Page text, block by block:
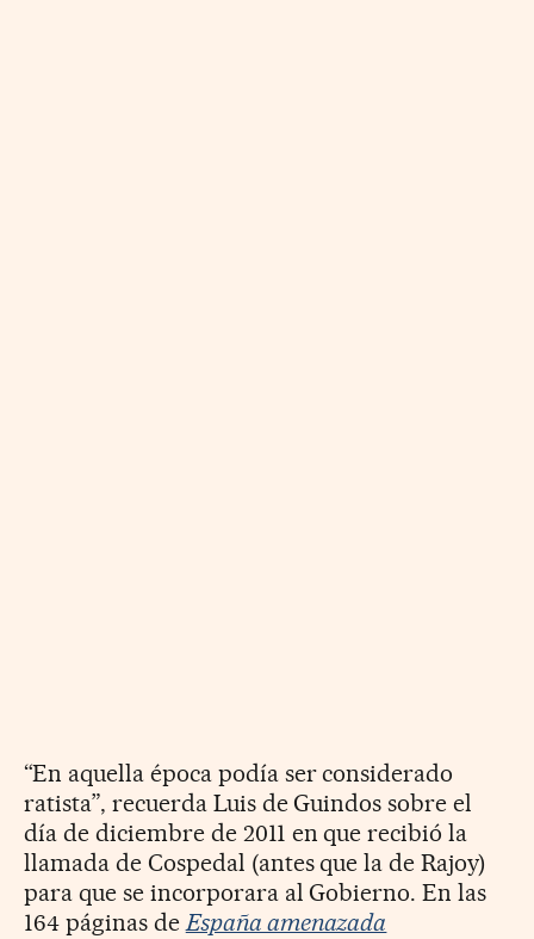
“En aquella época podía ser considerado
ratista”, recuerda Luis de Guindos sobre el
día de diciembre de 2011 en que recibió la
llamada de Cospedal (antes que la de Rajoy)
para que se incorporara al Gobierno. En las
164 páginas de España amenazada